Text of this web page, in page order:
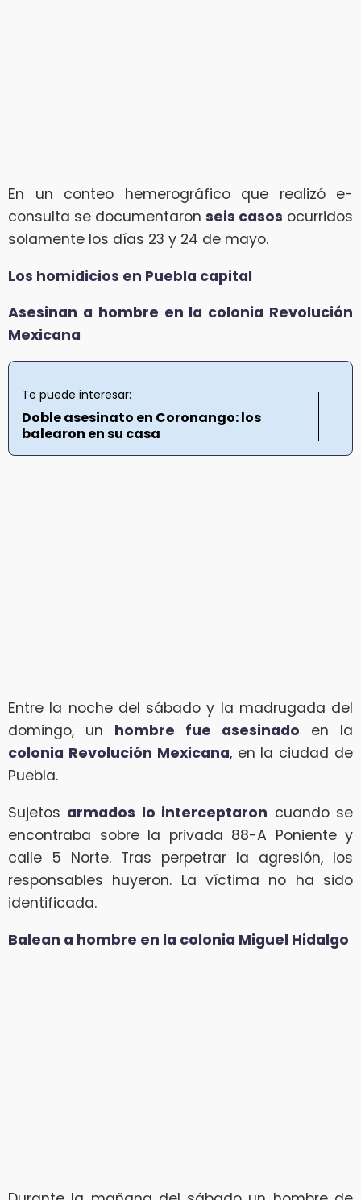
En un conteo hemerográfico que realizó e-
consulta se documentaron seis casos ocurridos
solamente los días 23 y 24 de mayo.
Los homidicios en Puebla capital
Asesinan a hombre en la colonia Revolución
Mexicana
Te puede interesar:
Doble asesinato en Coronango: los
balearon en su casa
Entre la noche del sábado y la madrugada del
domingo, un hombre fue asesinado en la
colonia Revolución Mexicana, en la ciudad de
Puebla.
Sujetos armados lo interceptaron cuando se
encontraba sobre la privada 88-A Poniente y
calle 5 Norte. Tras perpetrar la agresión, los
responsables huyeron. La víctima no ha sido
identificada.
Balean a hombre en la colonia Miguel Hidalgo